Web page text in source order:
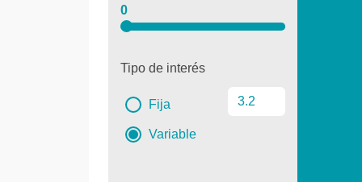
0
Tipo de interés
Fija
Variable